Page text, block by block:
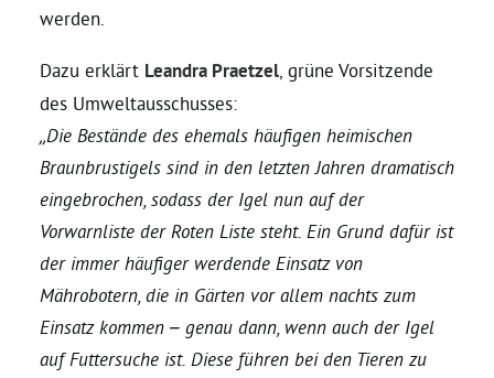
Grüne im Rathaus
Ratsfraktion
Ratsmitglieder 2025 – 2030
Ratsanträge
werden.
Dazu erklärt Leandra Praetzel , grüne Vorsitzende
des Umweltausschusses:
„Die Bestände des ehemals häufigen heimischen
Braunbrustigels sind in den letzten Jahren dramatisch
eingebrochen, sodass der Igel nun auf der
Vorwarnliste der Roten Liste steht. Ein Grund dafür ist
der immer häufiger werdende Einsatz von
Mährobotern, die in Gärten vor allem nachts zum
Einsatz kommen – genau dann, wenn auch der Igel
auf Futtersuche ist. Diese führen bei den Tieren zu